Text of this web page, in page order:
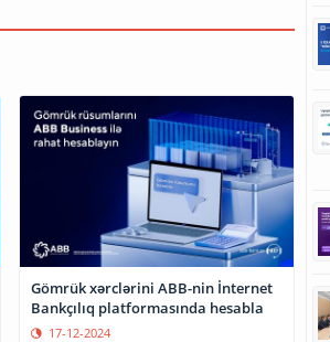
Gömrük xərclərini ABB-nin İnternet
Bankçılıq platformasında hesabla
17-12-2024